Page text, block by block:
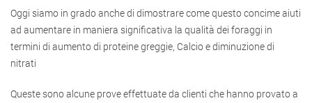
Oggi siamo in grado anche di dimostrare come questo concime aiuti
ad aumentare in maniera significativa la qualità dei foraggi in
termini di aumento di proteine greggie, Calcio e diminuzione di
nitrati
Queste sono alcune prove effettuate da clienti che hanno provato a